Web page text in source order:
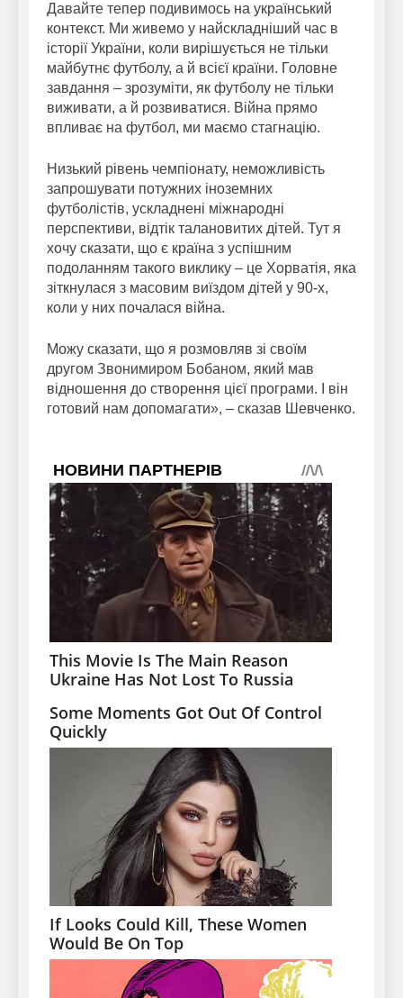
Давайте тепер подивимось на український
контекст. Ми живемо у найскладніший час в
історії України, коли вирішується не тільки
майбутнє футболу, а й всієї країни. Головне
завдання – зрозуміти, як футболу не тільки
виживати, а й розвиватися. Війна прямо
впливає на футбол, ми маємо стагнацію.
Низький рівень чемпіонату, неможливість
запрошувати потужних іноземних
футболістів, ускладнені міжнародні
перспективи, відтік талановитих дітей. Тут я
хочу сказати, що є країна з успішним
подоланням такого виклику – це Хорватія, яка
зіткнулася з масовим виїздом дітей у 90-х,
коли у них почалася війна.
Можу сказати, що я розмовляв зі своїм
другом Звонимиром Бобаном, який мав
відношення до створення цієї програми. І він
готовий нам допомагати», – сказав Шевченко.